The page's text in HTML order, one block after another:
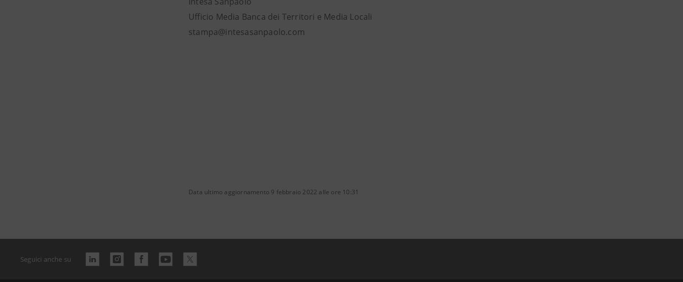
Ufficio Media Banca dei Territori e Media Locali
stampa@intesasanpaolo.com
Data ultimo aggiornamento 9 febbraio 2022 alle ore 10:31
Seguici anche su